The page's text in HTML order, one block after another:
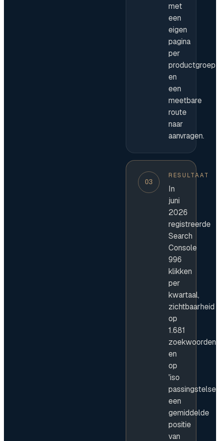
met
een
eigen
pagina
per
productgroep
en
een
meetbare
route
naar
aanvragen.
03
RESULTAAT
In
juni
2026
registreerde
Search
Console
996
klikken
per
kwartaal,
zichtbaarheid
op
1.681
zoekwoorden
en
op
'iso
passingstelsel'
een
gemiddelde
positie
van